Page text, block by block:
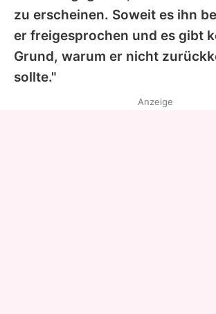
zu erscheinen. Soweit es ihn
er freigesprochen und es gibt
Grund, warum er nicht
sollte."
Anzeige